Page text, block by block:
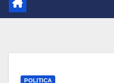
POLITICA